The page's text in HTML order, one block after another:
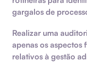
gargalos de
Realizar uma
apenas os aspectos
relativos à gestão